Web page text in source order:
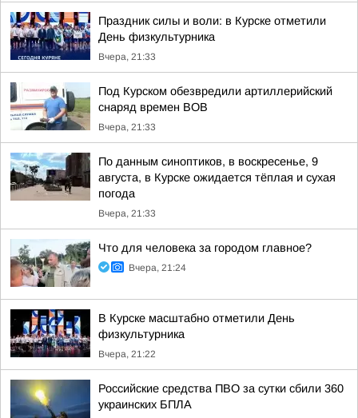
Праздник силы и воли: в Курске отметили
День физкультурника
Вчера, 21:33
Под Курском обезвредили артиллерийский
снаряд времен ВОВ
Вчера, 21:33
По данным синоптиков, в воскресенье, 9
августа, в Курске ожидается тёплая и сухая
погода
Вчера, 21:33
Что для человека за городом главное?
Вчера, 21:24
В Курске масштабно отметили День
физкультурника
Вчера, 21:22
Российские средства ПВО за сутки сбили 360
украинских БПЛА